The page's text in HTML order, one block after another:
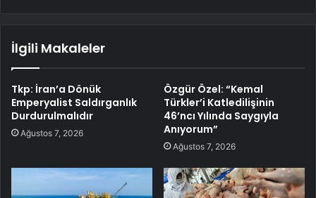
İlgili Makaleler
Tkp: İran’a Dönük
Emperyalist Saldırganlık
Durdurulmalıdır
Ağustos 7, 2026
Özgür Özel: “Kemal
Türkler’i Katledilişinin
46’ncı Yılında Saygıyla
Anıyorum”
Ağustos 7, 2026